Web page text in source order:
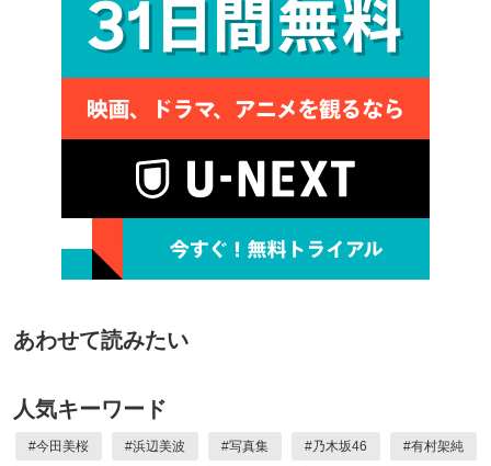
あわせて読みたい
人気キーワード
#今田美桜 #浜辺美波 #写真集 #乃木坂46 #有村架純